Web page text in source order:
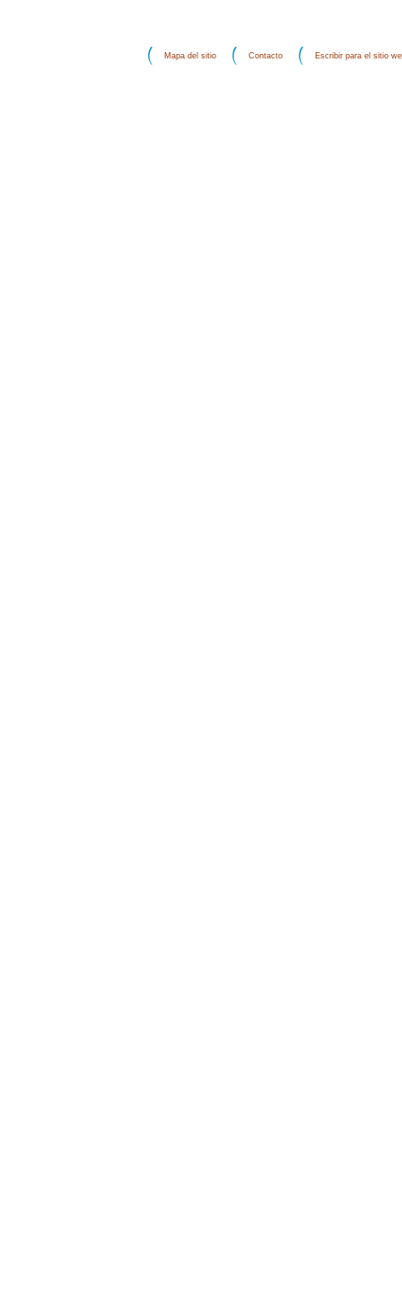
Mapa del sitio Contacto Escribir para el sitio